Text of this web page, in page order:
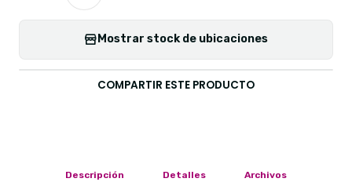
Mostrar stock de ubicaciones
COMPARTIR ESTE PRODUCTO
Descripción Detalles Archivos